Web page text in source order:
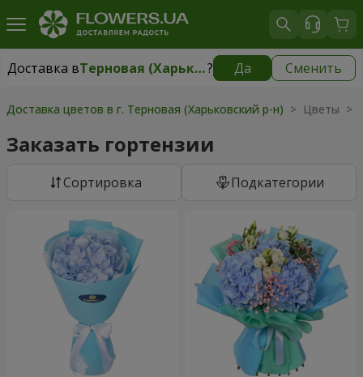
Доставка в Терновая (Харьковский р-н)? Да Сменить
Доставка вТерновая (Харьковский р-н) 510 грн
Доставка цветов в г. Терновая (Харьковский р-н) > Цветы >
Заказать гортензии
Cортировка Подкатегории